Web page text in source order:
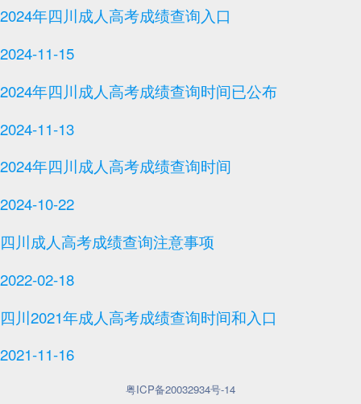
2024年四川成人高考成绩查询入口
2024-11-15
2024年四川成人高考成绩查询时间已公布
2024-11-13
2024年四川成人高考成绩查询时间
2024-10-22
四川成人高考成绩查询注意事项
2022-02-18
四川2021年成人高考成绩查询时间和入口
2021-11-16
粤ICP备20032934号-14